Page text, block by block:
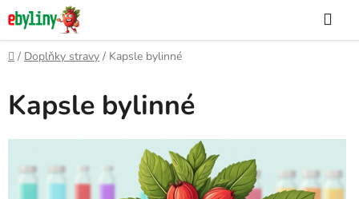
Přejít
na
obsah
Domů
/ Doplňky stravy / Kapsle bylinné
Kapsle bylinné